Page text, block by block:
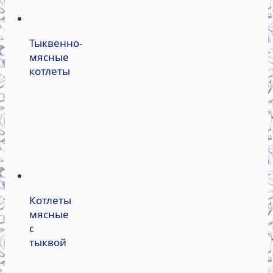
Тыквенно-
мясные
котлеты
Котлеты
мясные
с
тыквой